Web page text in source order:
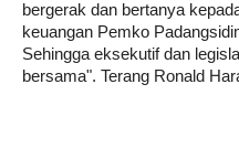
bergerak dan bertanya
keuangan Pemko
Sehingga eksekutif dan
bersama". Terang Ronald